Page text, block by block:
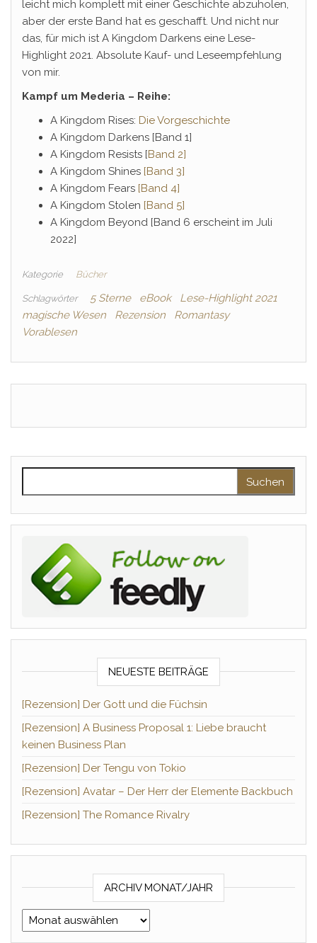
leicht mich komplett mit einer Geschichte abzuholen,
aber der erste Band hat es geschafft. Und nicht nur
das, für mich ist A Kingdom Darkens eine Lese-
Highlight 2021. Absolute Kauf- und Leseempfehlung
von mir.
Kampf um Mederia – Reihe:
A Kingdom Rises: Die Vorgeschichte
A Kingdom Darkens [Band 1]
A Kingdom Resists [Band 2]
A Kingdom Shines [Band 3]
A Kingdom Fears [Band 4]
A Kingdom Stolen [Band 5]
A Kingdom Beyond [Band 6 erscheint im Juli
2022]
Kategorie Bücher
Schlagwörter 5 Sterne eBook
Lese-Highlight 2021
magische Wesen
Rezension
Romantasy
Vorablesen
NEUESTE BEITRÄGE
[Rezension] Der Gott und die Füchsin
[Rezension] A Business Proposal 1: Liebe braucht
keinen Business Plan
[Rezension] Der Tengu von Tokio
[Rezension] Avatar – Der Herr der Elemente Backbuch
[Rezension] The Romance Rivalry
ARCHIV MONAT/JAHR
Archiv Monat/Jahr